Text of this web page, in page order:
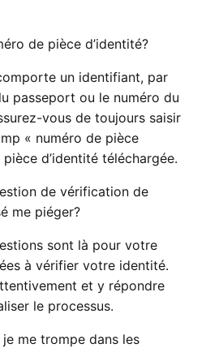
de pièce d’identité?
un identifiant, par
passeport ou le numéro du
vous de toujours saisir
« numéro de pièce
d’identité téléchargée.
de vérification de
me piéger?
sont là pour votre
à vérifier votre identité.
et y répondre
le processus.
me trompe dans les